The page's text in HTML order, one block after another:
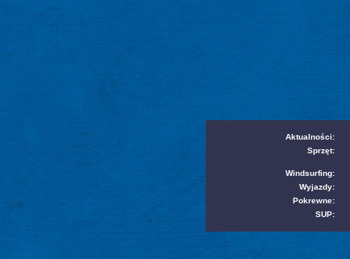
Aktualności:
Sprzęt:
Windsurfing:
Wyjazdy:
Pokrewne:
SUP: